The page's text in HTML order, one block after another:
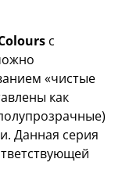
с
«чистые
как
Данная серия